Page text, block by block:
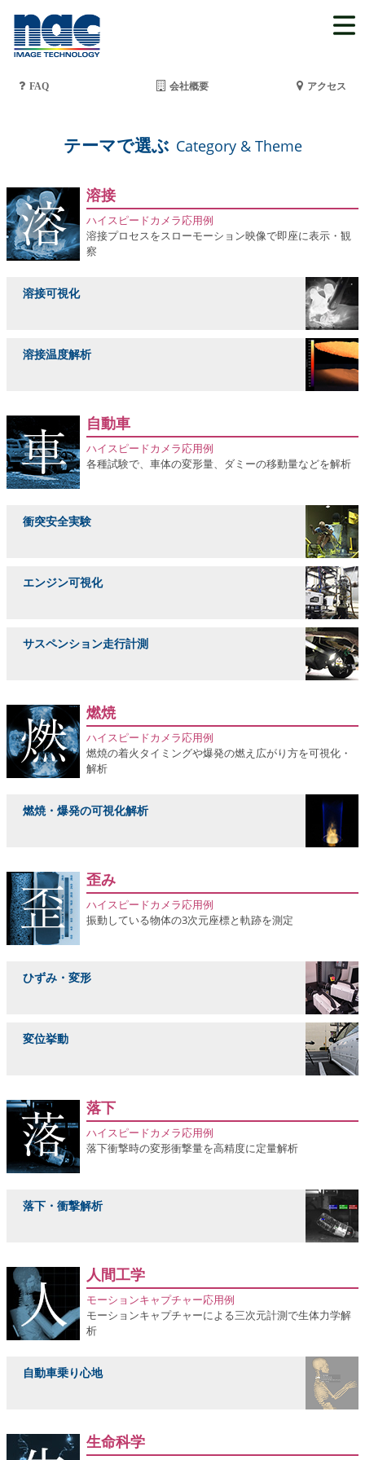
FAQ 会社概要 アクセス
テーマで選ぶ Category & Theme
溶接
ハイスピードカメラ応用例
溶接プロセスをスローモーション映像で即座に表示・観
察
溶接可視化
溶接温度解析
自動車
ハイスピードカメラ応用例
各種試験で、車体の変形量、ダミーの移動量などを解析
衝突安全実験
エンジン可視化
サスペンション走行計測
燃焼
ハイスピードカメラ応用例
燃焼の着火タイミングや爆発の燃え広がり方を可視化・
解析
燃焼・爆発の可視化解析
歪み
ハイスピードカメラ応用例
振動している物体の3次元座標と軌跡を測定
ひずみ・変形
変位挙動
落下
ハイスピードカメラ応用例
落下衝撃時の変形衝撃量を高精度に定量解析
落下・衝撃解析
人間工学
モーションキャプチャー応用例
モーションキャプチャーによる三次元計測で生体力学解
析
自動車乗り心地
生命科学